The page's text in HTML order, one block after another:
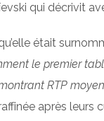
qui décrivit
était
le premier
RTP
après leurs